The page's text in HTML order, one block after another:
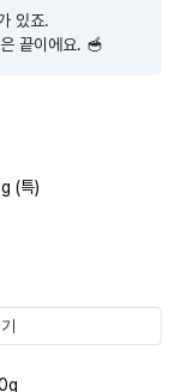
있죠.
끝이에요. 🥣
(특)